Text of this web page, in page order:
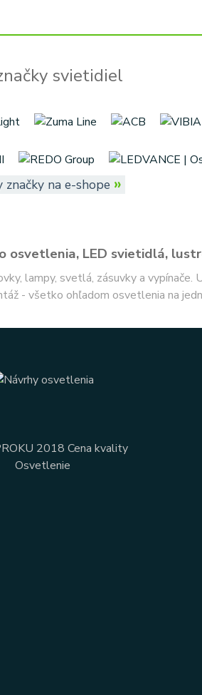
svietidiel
značky na e-shope »
osvetlenia, LED svietidlá,
lampy, svetlá, zásuvky a
- všetko ohľadom osvetlenia na